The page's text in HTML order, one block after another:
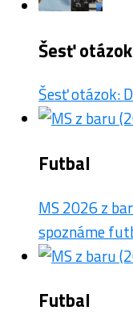
Šesť otázok
Šesť otázok:
Futbal
MS 2026 z
spoznáme
Futbal